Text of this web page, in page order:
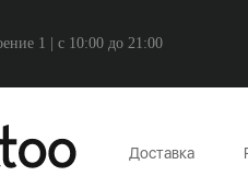
1 | c 10:00 до 21:00
Доставка